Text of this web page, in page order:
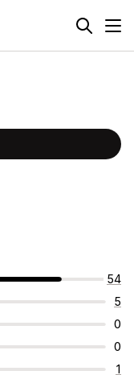
54
5
0
0
1